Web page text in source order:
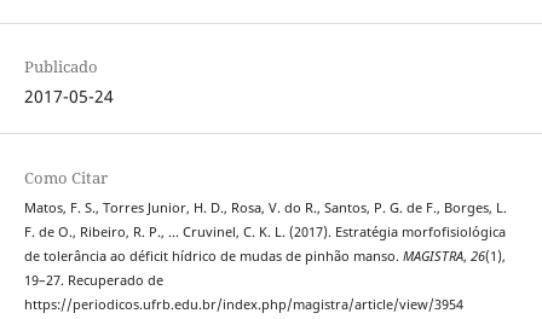
Publicado
2017-05-24
Como Citar
Matos, F. S., Torres Junior, H. D., Rosa, V. do R., Santos, P. G. de F., Borges, L.
F. de O., Ribeiro, R. P., … Cruvinel, C. K. L. (2017). Estratégia morfofisiológica
de tolerância ao déficit hídrico de mudas de pinhão manso. MAGISTRA, 26(1),
19–27. Recuperado de
https://periodicos.ufrb.edu.br/index.php/magistra/article/view/3954